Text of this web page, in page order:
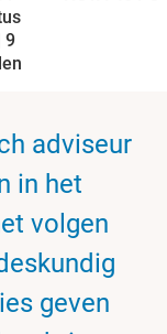
9
adviseur
in het
volgen
geven